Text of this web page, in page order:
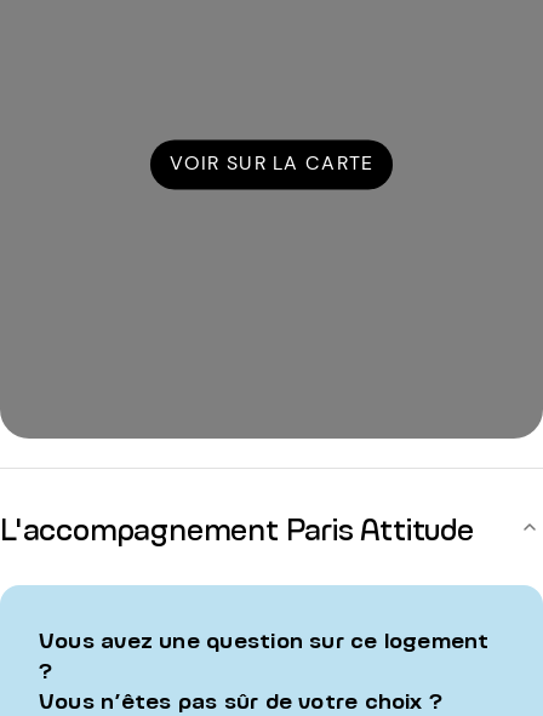
VOIR SUR LA CARTE
L'accompagnement Paris Attitude
Vous avez une question sur ce logement
?
Vous n’êtes pas sûr de votre choix ?